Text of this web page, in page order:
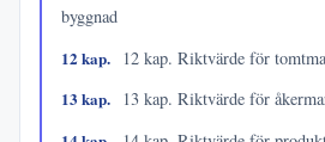
byggnad
12 kap.
12 kap. Riktvärde för
13 kap.
13 kap. Riktvärde för